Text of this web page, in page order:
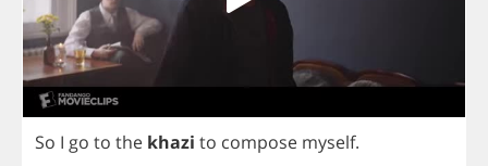
So I go to the khazi to compose myself.